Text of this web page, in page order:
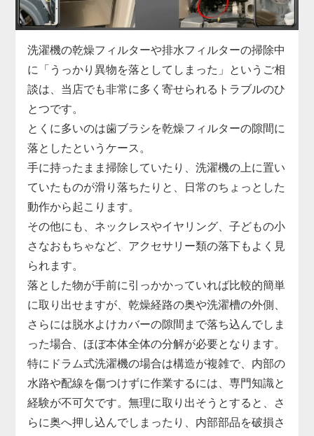
「家電の達人」では、こうした水漏れに対して洗濯
機を分解しての内部点検を実施し、漏れの原因箇所
を正確に特定。
部品の交換から再接続、シーリングの補修まで迅速
に対応します。
縦型・ドラム式問わず、各メーカーの機種に対応し
ており、最短即日での訪問も可能です。
小さな水漏れでも早めの対処が肝心。
気になる症状があれば、まずはお気軽にご相談くだ
さい。
洗濯機の乾燥フィルターや排水フィルターの掃除中
に「うっかり異物を落としてしまった」というご相
談は、当店でも非常に多く寄せられるトラブルのひ
とつです。
とくに多いのは歯ブラシを乾燥フィルターの隙間に
落としたというケース。
手に持ったまま掃除していたり、洗濯機の上に置い
ていたものが滑り落ちたりと、日常のちょっとした
動作から起こります。
その他にも、ネックレスやイヤリング、子どもの小
さなおもちゃなど、アクセサリー類の落下もよく見
られます。
落とした物が手前に引っかかっていれば比較的簡単
に取り出せますが、乾燥経路の奥や洗濯槽の外側、
さらには脱水よけカバーの隙間まで落ち込んでしま
った場合、ほぼ本体全体の分解が必要となります。
特にドラム式洗濯機の場合は構造が複雑で、内部の
水路や配線を傷つけずに作業するには、専門知識と
経験が不可欠です。無理に取り出そうとすると、さ
らに奥へ押し込んでしまったり、内部部品を破損さ